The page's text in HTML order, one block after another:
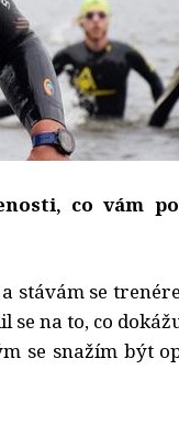
co vám
stávám se
se na to, co
se snažím být